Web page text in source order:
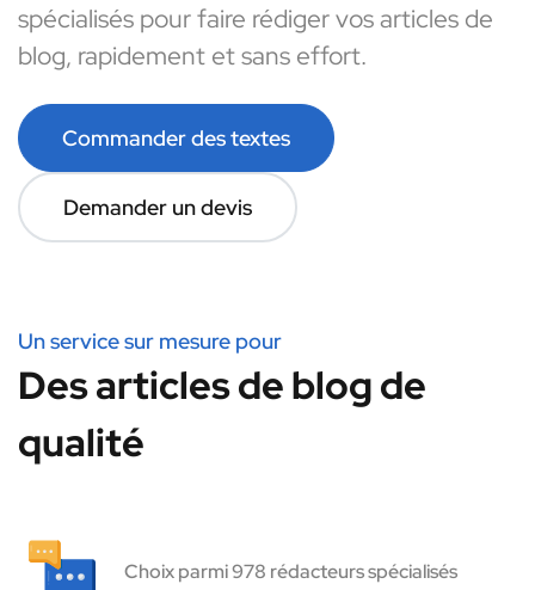
spécialisés pour faire rédiger vos articles de
blog, rapidement et sans effort.
Commander des textes
Demander un devis
Un service sur mesure pour
Des articles de blog de
qualité
Choix parmi 978 rédacteurs spécialisés